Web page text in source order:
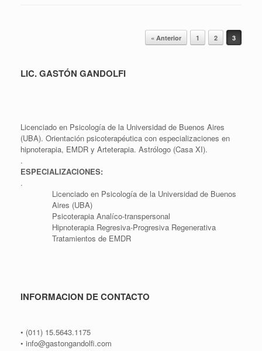
« Anterior 1 2 3
LIC. GASTÓN GANDOLFI
Licenciado en Psicología de la Universidad de Buenos Aires
(UBA). Orientación psicoterapéutica con especializaciones en
hipnoterapia, EMDR y Arteterapia. Astrólogo (Casa XI).
.
ESPECIALIZACIONES:
.
Licenciado en Psicología de la Universidad de Buenos
Aires (UBA)
Psicoterapia Analíco-transpersonal
Hipnoterapia Regresiva-Progresiva Regenerativa
Tratamientos de EMDR
INFORMACION DE CONTACTO
• (011) 15.5643.1175
• info@gastongandolfi.com